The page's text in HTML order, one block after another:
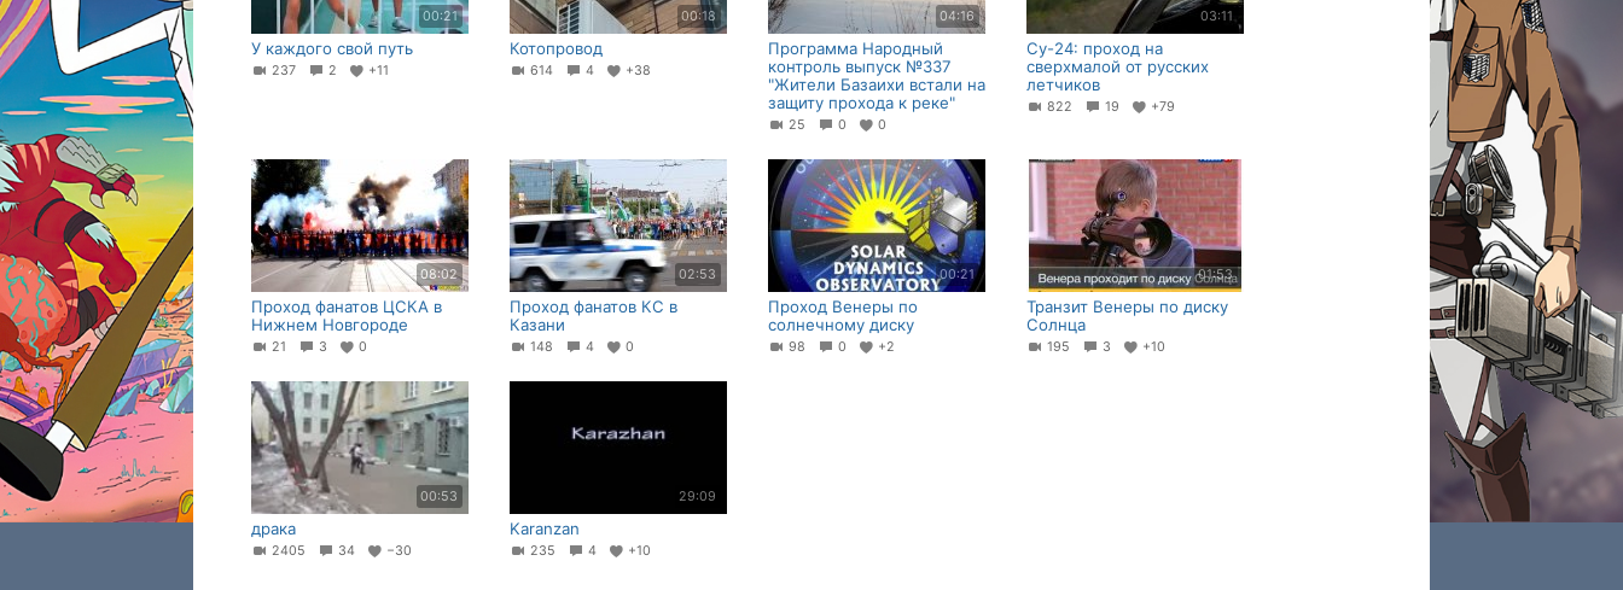
00:21
У каждого свой путь
237 2 +11
00:18
Котопровод
614 4 +38
04:16
Программа Народный
контроль выпуск №337
"Жители Базаихи встали на
защиту прохода к реке"
25 0 0
03:11
Су-24: проход на
сверхмалой от русских
летчиков
822 19 +79
08:02
Проход фанатов ЦСКА в
Нижнем Новгороде
21 3 0
02:53
Проход фанатов КС в
Казани
148 4 0
00:21
Проход Венеры по
солнечному диску
98 0 +2
01:53
Транзит Венеры по диску
Солнца
195 3 +10
00:53
драка
2405 34 −30
29:09
Karanzan
235 4 +10